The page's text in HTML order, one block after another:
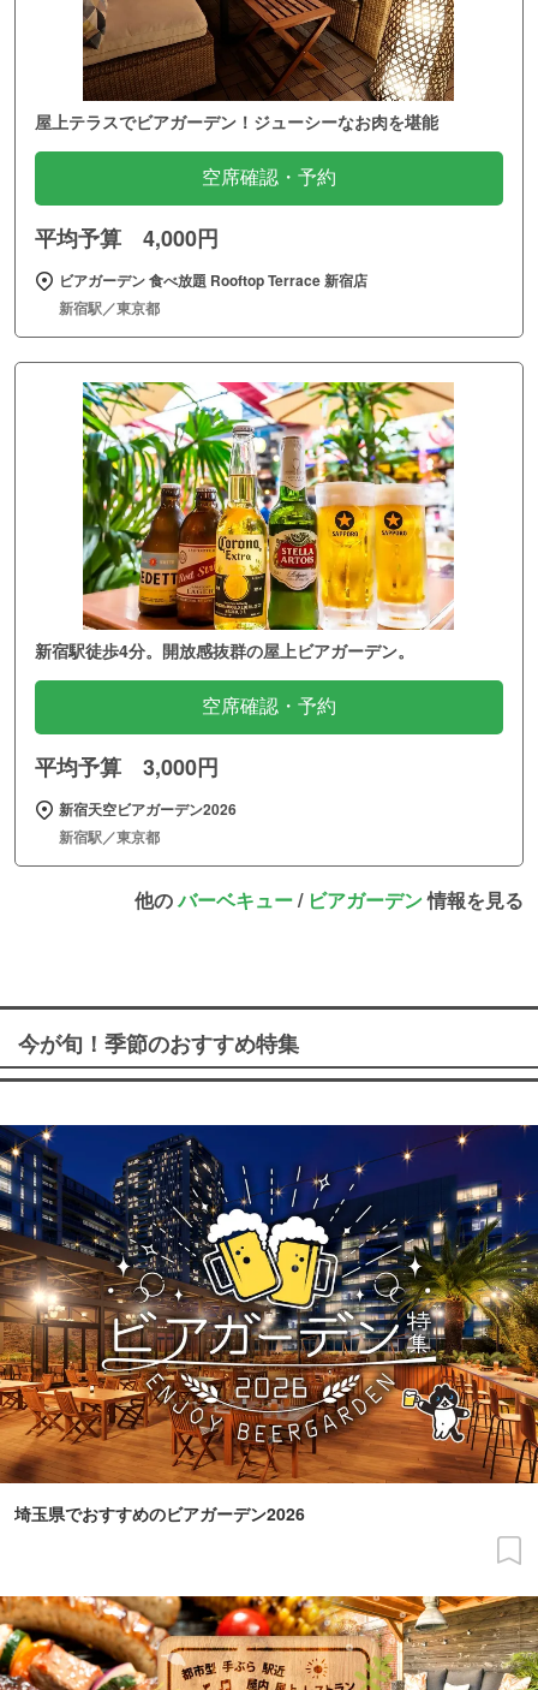
屋上テラスでビアガーデン！ジューシーなお肉を堪能
空席確認・予約
平均予算 4,000円
ビアガーデン 食べ放題 Rooftop Terrace 新宿店
新宿駅／東京都
新宿駅徒歩4分。開放感抜群の屋上ビアガーデン。
空席確認・予約
平均予算 3,000円
新宿天空ビアガーデン2026
新宿駅／東京都
他のバーベキュー/ ビアガーデン情報を見る
今が旬！季節のおすすめ特集
埼玉県でおすすめのビアガーデン2026